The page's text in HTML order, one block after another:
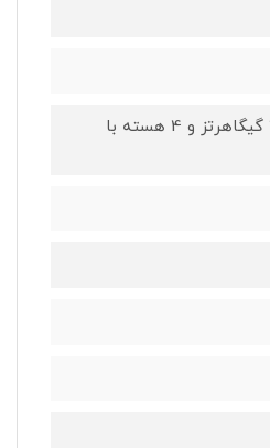
4 هسته با سرعت 2.0 گیگاهرتز و 4 هسته با